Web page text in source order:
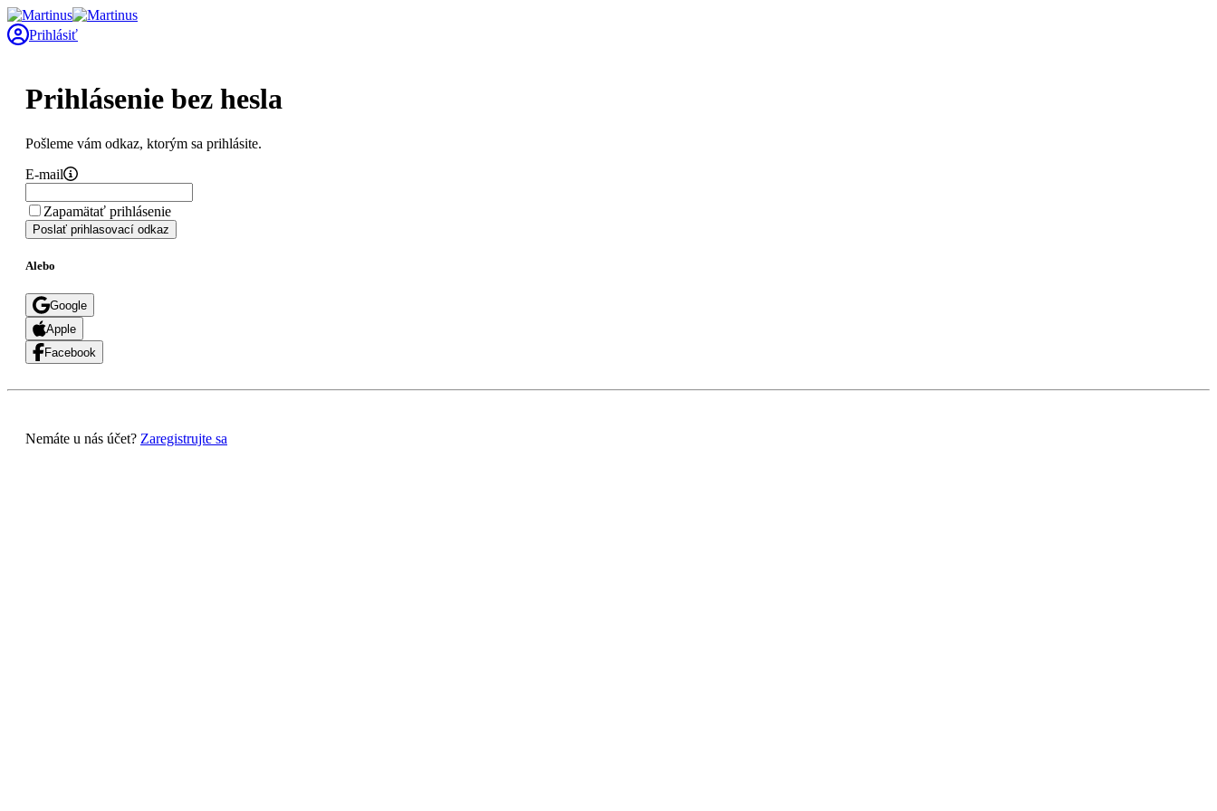
Prihlásiť
Prihlásenie bez hesla
Pošleme vám odkaz, ktorým sa prihlásite.
E-mail
Zapamätať prihlásenie
Poslať prihlasovací odkaz
Alebo
Google
Apple
Facebook
Nemáte u nás účet? Zaregistrujte sa